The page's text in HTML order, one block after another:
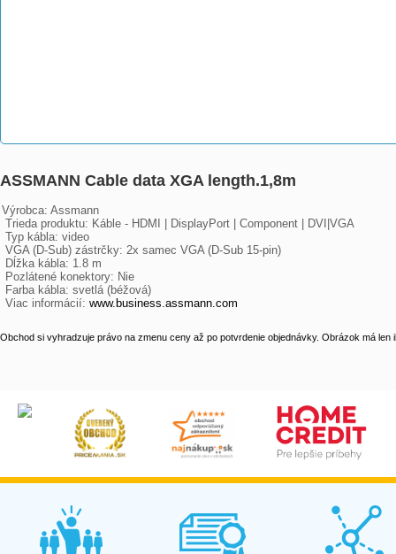
ASSMANN Cable data XGA length.1,8m
Výrobca: Assmann
Viac informácií: www.business.assmann.com
Obchod si vyhradzuje právo na zmenu ceny až po potvrdenie objednávky. Obrázok má len